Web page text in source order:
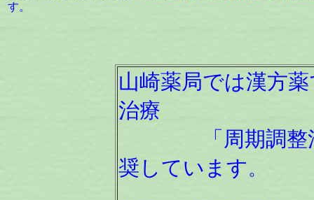
す。
山崎薬局では漢方
治療
「周期調整法
奨しています。